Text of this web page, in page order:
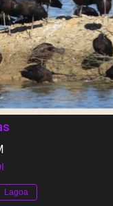
Lagoa